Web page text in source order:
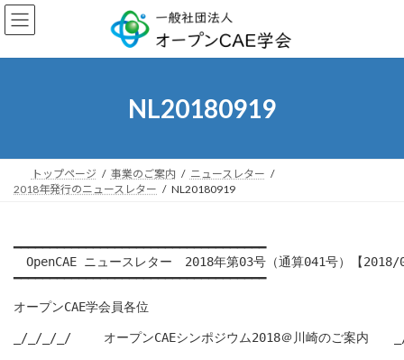
コ
ン
ン
ナ
ビ
ー
NL20180919
トップページ 事業のご案内
ニュースレター
2018年発行のニュースレター
NL20180919
━━━━━━━━━━━━━━━━━━━━━━━━━━━━━━━━━━━
OpenCAE ニュースレター　2018年第03号（通算041号）【
━━━━━━━━━━━━━━━━━━━━━━━━━━━━━━━━━━━
オープンCAE学会員各位
_/_/_/_/　　 オープンCAEシンポジウム2018＠川崎のご案内　